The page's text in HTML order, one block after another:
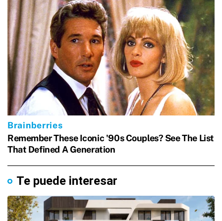
Te puede interesar